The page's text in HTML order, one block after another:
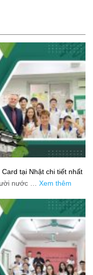
tại Nhật chi tiết nhất
nước … Xem thêm